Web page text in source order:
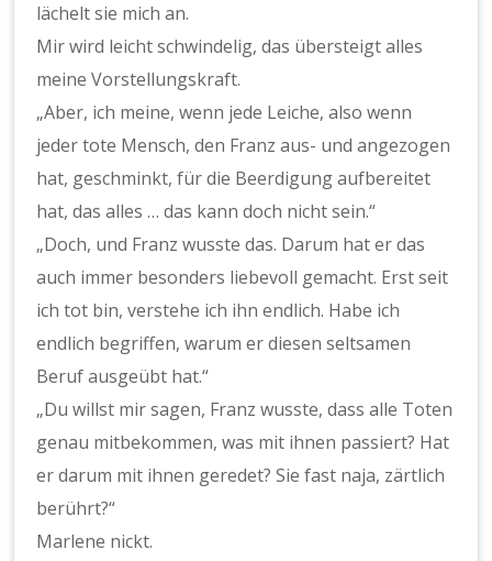
lächelt sie mich an.
Mir wird leicht schwindelig, das übersteigt alles
meine Vorstellungskraft.
„Aber, ich meine, wenn jede Leiche, also wenn
jeder tote Mensch, den Franz aus- und angezogen
hat, geschminkt, für die Beerdigung aufbereitet
hat, das alles … das kann doch nicht sein.“
„Doch, und Franz wusste das. Darum hat er das
auch immer besonders liebevoll gemacht. Erst seit
ich tot bin, verstehe ich ihn endlich. Habe ich
endlich begriffen, warum er diesen seltsamen
Beruf ausgeübt hat.“
„Du willst mir sagen, Franz wusste, dass alle Toten
genau mitbekommen, was mit ihnen passiert? Hat
er darum mit ihnen geredet? Sie fast naja, zärtlich
berührt?“
Marlene nickt.